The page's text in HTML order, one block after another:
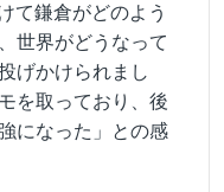
て鎌倉がどのよう
世界がどうなって
げかけられまし
を取っており、後
になった」との感